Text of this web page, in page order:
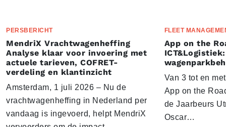
PERSBERICHT
MendriX Vrachtwagenheffing
Analyse klaar voor invoering met
actuele tarieven, COFRET-
verdeling en klantinzicht
Amsterdam, 1 juli 2026 – Nu de
vrachtwagenheffing in Nederland per
vandaag is ingevoerd, helpt MendriX
FLEET
App on the
Van 3 tot en
App on the
de Jaarbeurs
Oscar…